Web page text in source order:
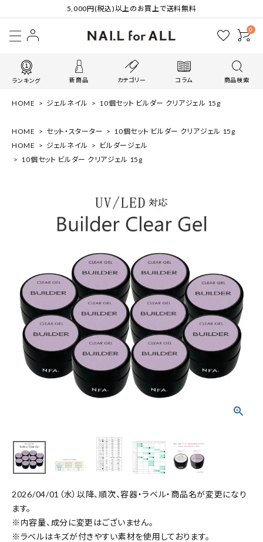
5,000円(税込)以上のお買上で送料無料
0
ランキング 新商品 カテゴリー コラム 商品検索
HOME ジェルネイル 10個セット ビルダー クリアジェル 15g
HOME セット・スターター
10個セット ビルダー クリアジェル 15g
HOME
ジェルネイル
ビルダージェル
10個セット ビルダー クリアジェル 15g
2026/04/01（水）以降、順次、容器・ラベル・商品名が変更になり
ます。
※内容量、成分に変更はございません。
※ラベルはキズが付きやすい素材を使用しております。